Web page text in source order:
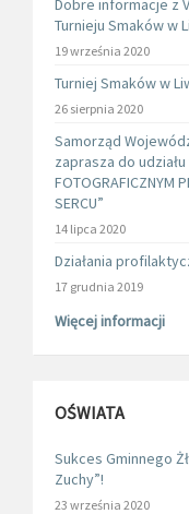
Dobre informacje z
Turnieju Smaków w
19 września 2020
Turniej Smaków w
26 sierpnia 2020
Samorząd
zaprasza do udziału
FOTOGRAFICZNYM
SERCU”
14 lipca 2020
Działania
17 grudnia 2019
Więcej informacji
OŚWIATA
Sukces Gminnego
Zuchy”!
23 września 2020